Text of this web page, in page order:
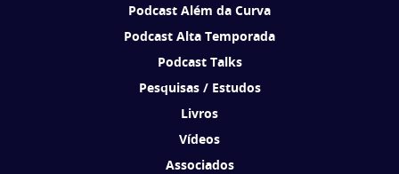
Podcast Além da Curva
Podcast Alta Temporada
Podcast Talks
Pesquisas / Estudos
Livros
Vídeos
Associados